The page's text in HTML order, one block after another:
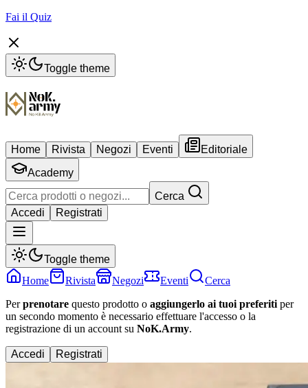
Fai il Quiz
Toggle theme
Home Rivista Negozi Eventi
Editoriale
Academy
Cerca
Accedi
Registrati
Toggle theme
Home
Rivista Negozi Eventi
Cerca
Perprenotare questo prodotto o aggiungerlo ai tuoi preferiti per
un secondo momento è necessario effettuare l'accesso o la
registrazione di un account su NoK.Army.
Accedi Registrati